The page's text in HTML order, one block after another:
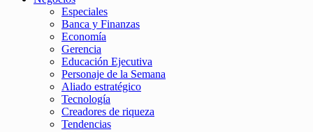
Especiales
Banca y Finanzas
Economía
Gerencia
Educación Ejecutiva
Personaje de la Semana
Aliado estratégico
Tecnología
Creadores de riqueza
Tendencias